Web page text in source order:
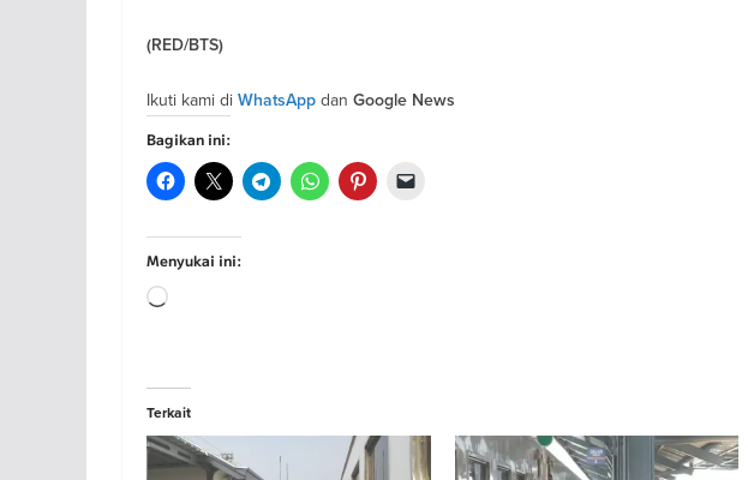
(RED/BTS)
Ikuti kami di WhatsApp dan Google News
Bagikan ini:
Menyukai ini:
Memuat...
Terkait